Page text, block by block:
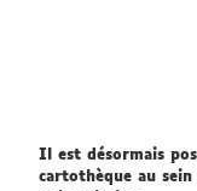
Il est désormais
cartothèque au